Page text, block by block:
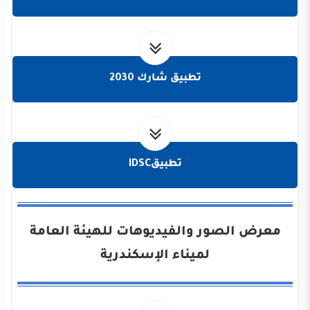
تطبيق شارك 2030
تطبيقIDSC
معرض الصور والفيديوهات للهيئة العامة
لميناء الإسكندرية